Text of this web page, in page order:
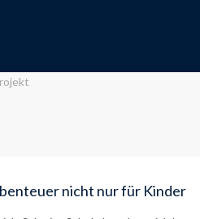
nicht nur für Kinder